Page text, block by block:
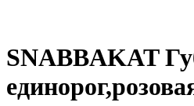
SNABBAKAT